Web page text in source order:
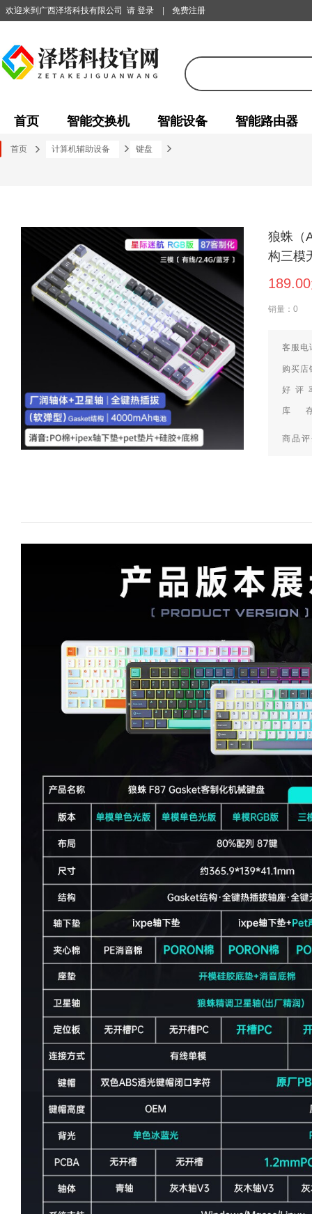
欢迎来到广西泽塔科技有限公司 请 登录 免费注册
首页 智能交换机 智能设备 智能路由器
首页 计算机辅助设备 键盘
狼蛛（
构三模
效-全
销量：0
客服
购买店
好 评
库
商品